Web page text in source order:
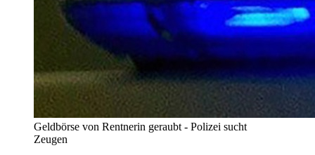
Geldbörse von Rentnerin geraubt - Polizei sucht
Zeugen